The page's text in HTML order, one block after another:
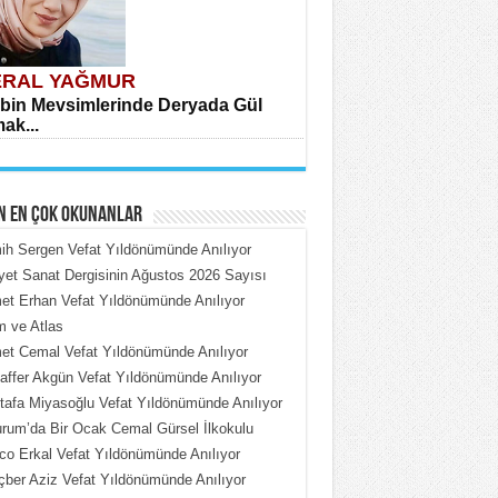
YAĞMUR
Mevsimlerinde Deryada Gül
ÇOBAN
Put Dışardaki Maskeler...
EN ÇOK OKUNANLAR
Sergen Vefat Yıldönümünde Anılıyor
Sanat Dergisinin Ağustos 2026 Sayısı
Erhan Vefat Yıldönümünde Anılıyor
ve Atlas
Cemal Vefat Yıldönümünde Anılıyor
Akgün Vefat Yıldönümünde Anılıyor
Miyasoğlu Vefat Yıldönümünde Anılıyor
Bir Ocak Cemal Gürsel İlkokulu
Erkal Vefat Yıldönümünde Anılıyor
Aziz Vefat Yıldönümünde Anılıyor